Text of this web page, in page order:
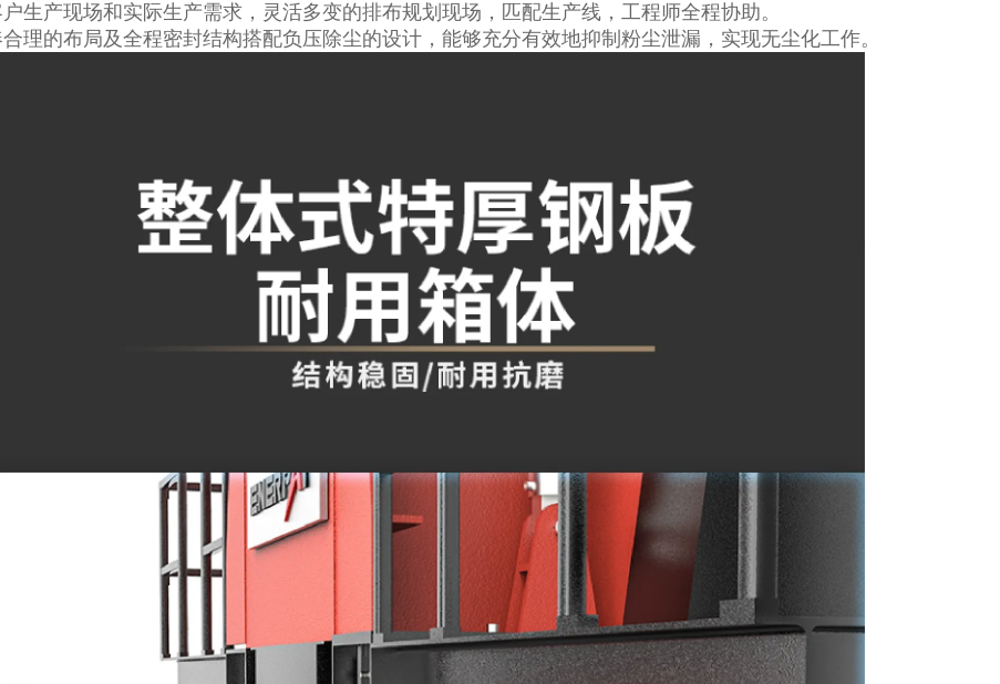
生产现场和实际生产需求，灵活多变的排布规划现场，匹配生产线，工程师全程协助。
理的布局及全程密封结构搭配负压除尘的设计，能够充分有效地抑制粉尘泄漏，实现无尘化工作。